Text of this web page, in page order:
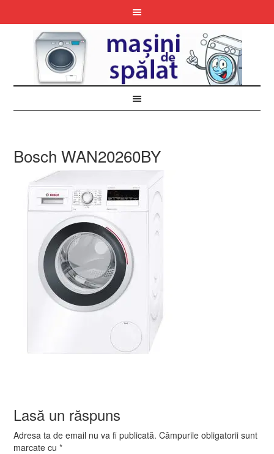
Bosch WAN20260BY
Lasă un răspuns
Adresa ta de email nu va fi publicată. Câmpurile obligatorii sunt
marcate cu*